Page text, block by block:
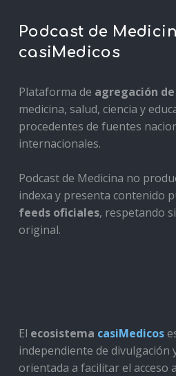
Podcast de
casiMedicos
Plataforma de agregación
medicina, salud, ciencia y
procedentes de fuentes
internacionales.
Podcast de Medicina no
indexa y presenta contenido
feeds oficiales, respetando
original.
El ecosistema casiMedicos
independiente de divulgación
orientada a facilitar el acceso